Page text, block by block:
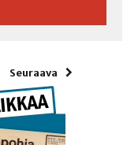
Seuraava